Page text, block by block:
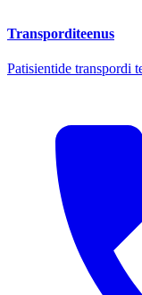
Transporditeenus
Patisientide transpordi